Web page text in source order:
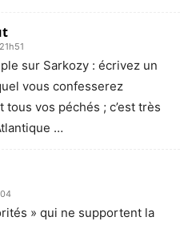
sur Sarkozy : écrivez un
vous confesserez
tous vos péchés ; c’est très
…
» qui ne supportent la